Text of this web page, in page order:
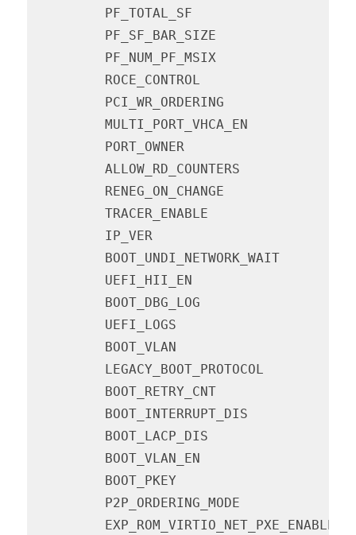
ROCE_CONTROL
PCI_WR_ORDERING
IP_VER
UEFI_LOGS
LEGACY_BOOT_PROTOCOL
BOOT_RETRY_CNT
P2P_ORDERING_MODE